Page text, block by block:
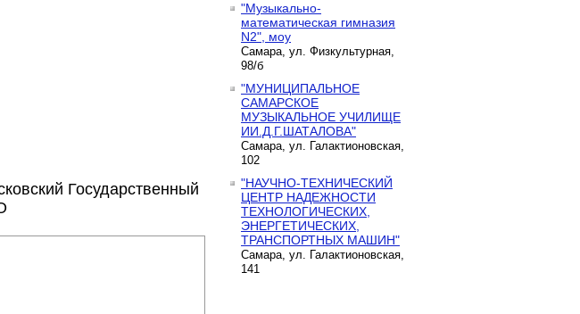
Государственный
"Музыкально-
математическая гимназия
N2", моу
Самара, ул. Физкультурная,
98/б
"МУНИЦИПАЛЬНОЕ
САМАРСКОЕ
МУЗЫКАЛЬНОЕ УЧИЛИЩЕ
ИИ.Д.Г.ШАТАЛОВА"
Самара, ул. Галактионовская,
102
"НАУЧНО-ТЕХНИЧЕСКИЙ
ЦЕНТР НАДЕЖНОСТИ
ТЕХНОЛОГИЧЕСКИХ,
ЭНЕРГЕТИЧЕСКИХ,
ТРАНСПОРТНЫХ МАШИН"
Самара, ул. Галактионовская,
141